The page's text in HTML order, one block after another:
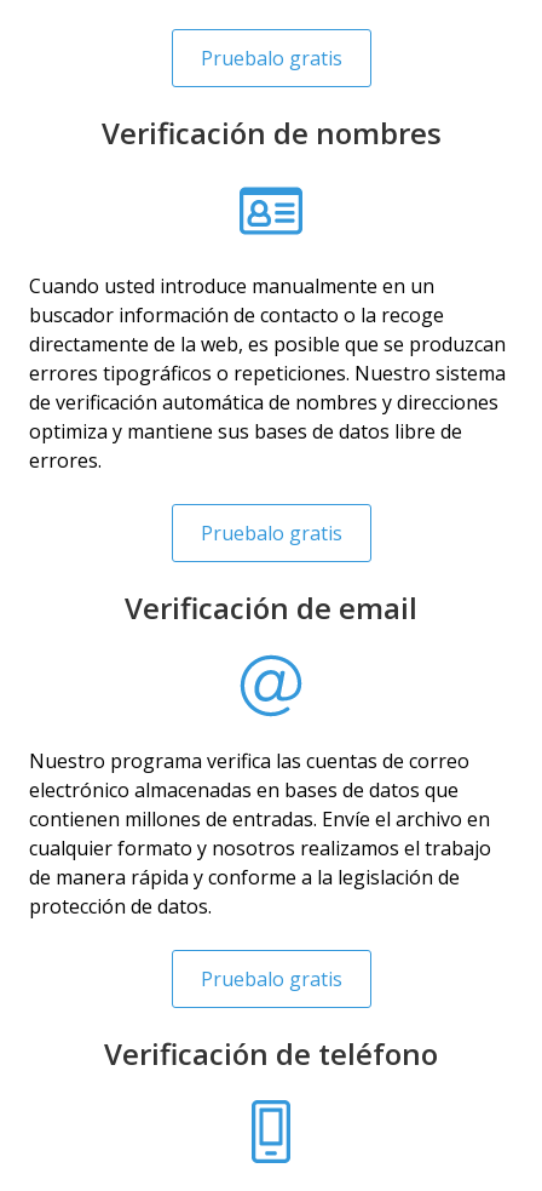
Pruebalo gratis
Verificación de nombres
Cuando usted introduce manualmente en un
buscador información de contacto o la recoge
directamente de la web, es posible que se produzcan
errores tipográficos o repeticiones. Nuestro sistema
de verificación automática de nombres y direcciones
optimiza y mantiene sus bases de datos libre de
errores.
Pruebalo gratis
Verificación de email
Nuestro programa verifica las cuentas de correo
electrónico almacenadas en bases de datos que
contienen millones de entradas. Envíe el archivo en
cualquier formato y nosotros realizamos el trabajo
de manera rápida y conforme a la legislación de
protección de datos.
Pruebalo gratis
Verificación de teléfono